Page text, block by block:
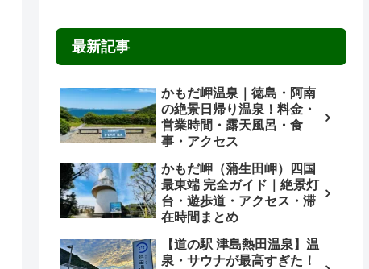
最新記事
かもだ岬温泉｜徳島・阿南
の絶景日帰り温泉！料金・
営業時間・露天風呂・食
事・アクセス
かもだ岬（蒲生田岬）四国
最東端 完全ガイド｜絶景灯
台・遊歩道・アクセス・滞
在時間まとめ
【道の駅 津島熱田温泉】温
泉・サウナが最高すぎた！